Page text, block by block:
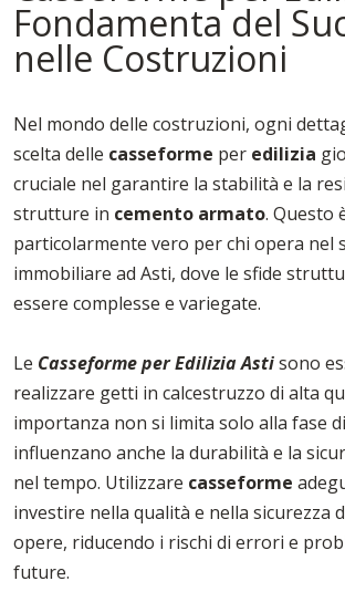
Fondamenta del
nelle Costruzioni
Nel mondo delle costruzioni, ogni
scelta delle casseforme per edilizia
cruciale nel garantire la stabilità e la
strutture in cemento armato. Questo
particolarmente vero per chi opera nel
immobiliare ad Asti, dove le sfide
essere complesse e variegate.
Le Casseforme per Edilizia Astisono
realizzare getti in calcestruzzo di alta
importanza non si limita solo alla fase
influenzano anche la durabilità e la
nel tempo. Utilizzare casseforme
investire nella qualità e nella sicurezza
opere, riducendo i rischi di errori e
future.